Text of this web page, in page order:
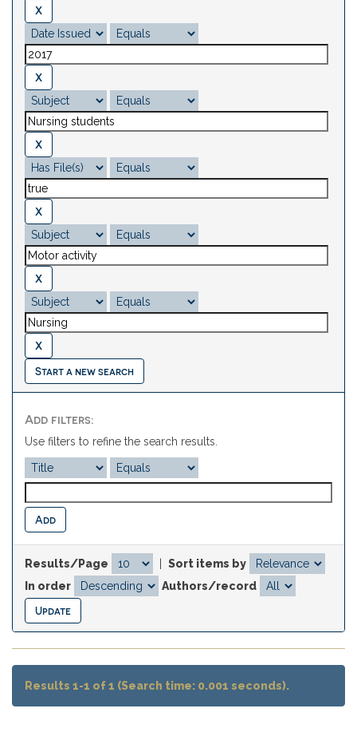
Start a new search
Add filters:
Use filters to refine the search results.
Results/Page
Sort items by
In order
Authors/record
Results 1-1 of 1 (Search time: 0.001 seconds).